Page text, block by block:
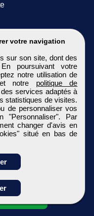
votre navigation
sur son site, dont des
poursuivant votre
notre utilisation de
notre politique de
services adaptés à
statistiques de visites.
de personnaliser vos
"Personnaliser". Par
changer d'avis en
situé en bas de
- 2026